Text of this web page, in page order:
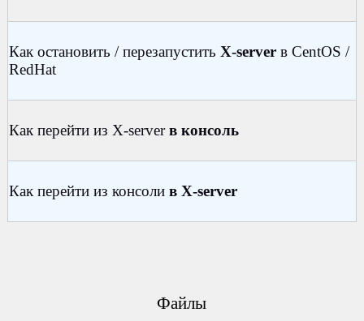
Как остановить / перезапустить X-serverв CentOS /
RedHat
Как перейти из X-serverв консоль
Как перейти из консоли в X-server
Файлы